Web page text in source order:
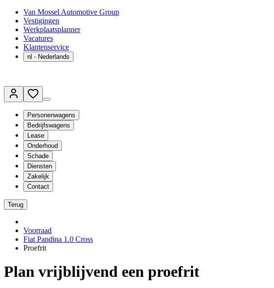
Van Mossel Automotive Group
Vestigingen
Werkplaatsplanner
Vacatures
Klantenservice
nl - Nederlands
Personenwagens
Bedrijfswagens
Lease
Onderhoud
Schade
Diensten
Zakelijk
Contact
Terug
Voorraad
Fiat Pandina 1.0 Cross
Proefrit
Plan vrijblijvend een proefrit